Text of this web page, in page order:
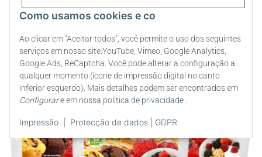
Como usamos cookies e co
Ao clicar em "Aceitar todos", você permite o uso dos seguintes
serviços em nosso site:YouTube, Vimeo, Google Analytics,
Google Ads, ReCaptcha. Você pode alterar a configuração a
qualquer momento (ícone de impressão digital no canto
inferior esquerdo). Mais detalhes podem ser encontrados em
Configurare em nossa política de privacidade
Impressão Protecção de dados | GDPR